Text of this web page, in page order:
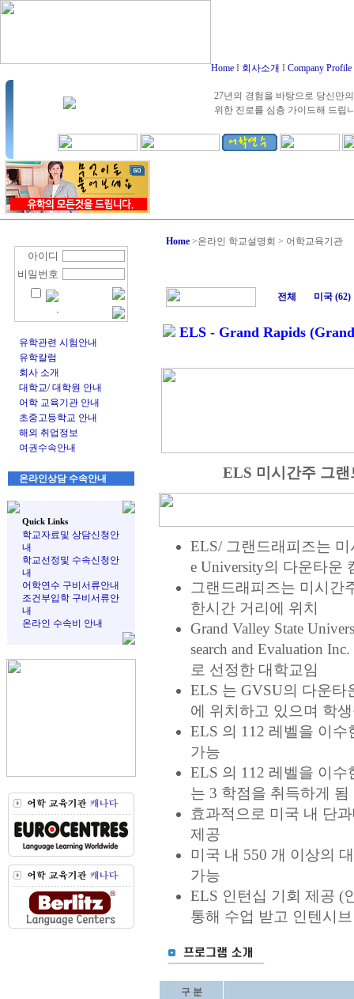
Home I 회사소개 I Company Profile
27년의 경험을 바탕으로 당신만
위한 진로를 심층 가이드해 드립
아이디
비밀번호
유학관련 시험안내
유학칼럼
회사 소개
대학교/ 대학원 안내
어학 교육기관 안내
초중고등학교 안내
해외 취업정보
여권수속안내
온라인상담 수속안내
Quick Links
학교자료및 상담신청안
내
학교선정및 수속신청안
내
어학연수 구비서류안내
조건부입학 구비서류안
내
온라인 수속비 안내
Home >온라인 학교설명회 > 어학교육기관
전체 미국 (62)
ELS - Grand Rapids
ELS 미시간주 그
ELS/ 그랜드래피즈는 미
e University의 다운타운
그랜드래피즈는 미시간
한시간 거리에 위치
Grand Valley State
search and Evaluation
로 선정한 대학교임
ELS 는 GVSU의 다운타
에 위치하고 있으며 학
ELS 의 112 레벨을 이
가능
ELS 의 112 레벨을 이
는 3 학점을 취득하게 됨
효과적으로 미국 내 단
제공
미국 내 550 개 이상의
가능
ELS 인턴십 기회 제공 (
통해 수업 받고 인텐시
구 분